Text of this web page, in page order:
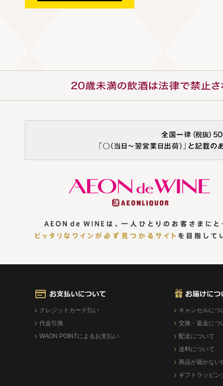
クレジットカード払い
代金引換
WAON POINTによるお支払い
キャンセルにつ
交換・返金につ
配送について
送料について
商品が届かない
ギフトラッピン